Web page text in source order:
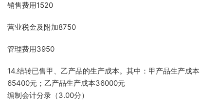
销售费用1520
营业税金及附加8750
管理费用3950
14.结转已售甲、乙产品的生产成本。其中：甲产品生产成本
65400元；乙产品生产成本36000元
编制会计分录（3.00分）